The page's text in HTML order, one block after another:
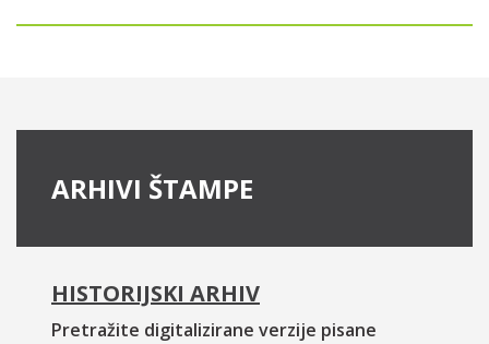
ARHIVI ŠTAMPE
HISTORIJSKI ARHIV
Pretražite digitalizirane verzije pisane